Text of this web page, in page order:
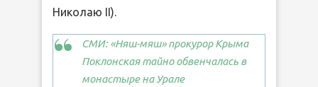
Николаю II).
СМИ: «Няш-мяш» прокурор Крыма
Поклонская тайно обвенчалась в
монастыре на Урале